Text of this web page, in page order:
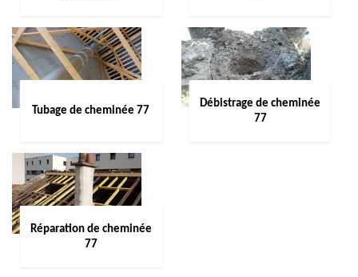
Tubage de cheminée 77
Débistrage de cheminée
77
Réparation de cheminée
77